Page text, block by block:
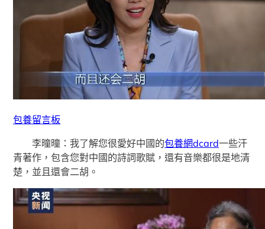
包養留言板
李曈曈：我了解您很愛好中國的包養網dcard一些汗
青著作，包含您對中國的詩詞歌賦，還有音樂都很是地清
楚，並且還會二胡。